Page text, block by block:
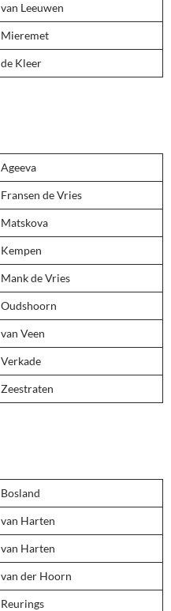
van Leeuwen
Mieremet
de Kleer
Ageeva
Fransen de Vries
Matskova
Kempen
Mank de Vries
Oudshoorn
van Veen
Verkade
Zeestraten
Bosland
van Harten
van Harten
van der Hoorn
Reurings